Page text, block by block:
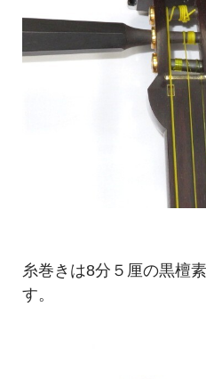
糸巻きは8分５厘の黒檀
す。